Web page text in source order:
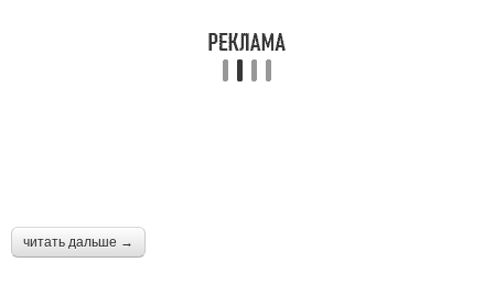
читать дальше →